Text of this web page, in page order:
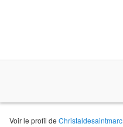
Voir le profil deChristaldesaintmarc